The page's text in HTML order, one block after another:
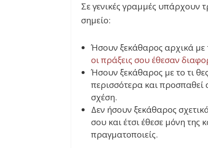
Σε γενικές γραμμές υπάρχουν
σημείο:
Ήσουν ξεκάθαρος αρχικά με
οι πράξεις σου έθεσαν
Ήσουν ξεκάθαρος με το τι
περισσότερα και προσπαθεί
σχέση.
Δεν ήσουν ξεκάθαρος
σου και έτσι έθεσε μόνη της
πραγματοποιείς.